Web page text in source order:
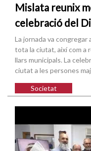
Mislata reunix
celebració del
La jornada va congregar
tota la ciutat, així com a
llars municipals. La
ciutat a les persones
Societat